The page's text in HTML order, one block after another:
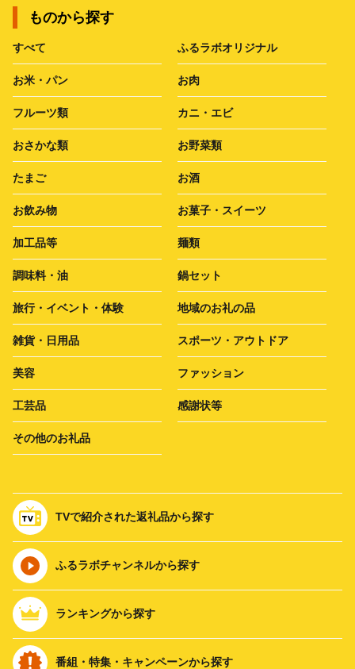
ものから探す
すべて ふるラボオリジナル
お米・パン お肉
フルーツ類 カニ・エビ
おさかな類 お野菜類
たまご お酒
お飲み物 お菓子・スイーツ
加工品等 麺類
調味料・油 鍋セット
旅行・イベント・体験 地域のお礼の品
雑貨・日用品 スポーツ・アウトドア
美容 ファッション
工芸品 感謝状等
その他のお礼品
TVで紹介された返礼品から探す
ふるラボチャンネルから探す
ランキングから探す
番組・特集・キャンペーンから探す